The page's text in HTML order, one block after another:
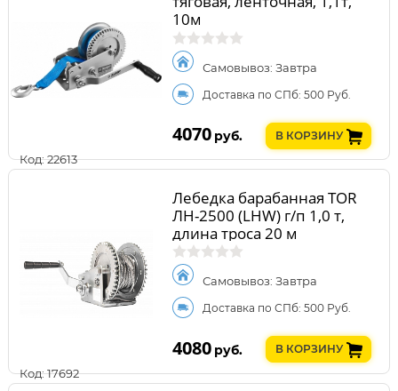
Код: 22613
10м
Самовывоз: Завтра
Доставка по СПб: 500 Руб.
4070 руб. В КОРЗИНУ
Код: 17692
Лебедка барабанная TOR
ЛН-2500 (LHW) г/п 1,0 т,
длина троса 20 м
Самовывоз: Завтра
Доставка по СПб: 500 Руб.
4080 руб. В КОРЗИНУ